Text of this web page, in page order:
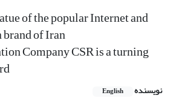
of the popular Internet and
of Iran
Company CSR is a turning
نویسنده English